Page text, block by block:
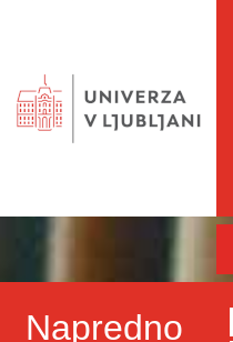
Napredno